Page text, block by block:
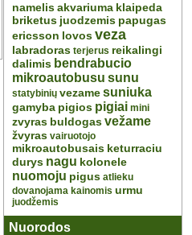
namelisakvariuma klaipeda
briketus juodzemis papugas
ericsson lovosveza
labradoras terjerus reikalingi
dalimis bendrabucio
mikroautobusu sunu
statybinių vezamesuniuka
gamyba pigios pigiai mini
zvyras buldogasvežame
žvyras vairuotojo
mikroautobusais keturraciu
durys nagu kolonele
nuomoju pigus atlieku
dovanojama kainomis urmu
juodžemis
Nuorodos